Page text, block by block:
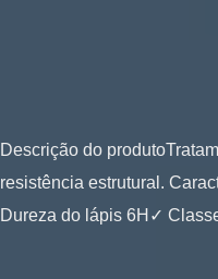
Descrição do
resistência estrutural.
Dureza do lápis 6H✓